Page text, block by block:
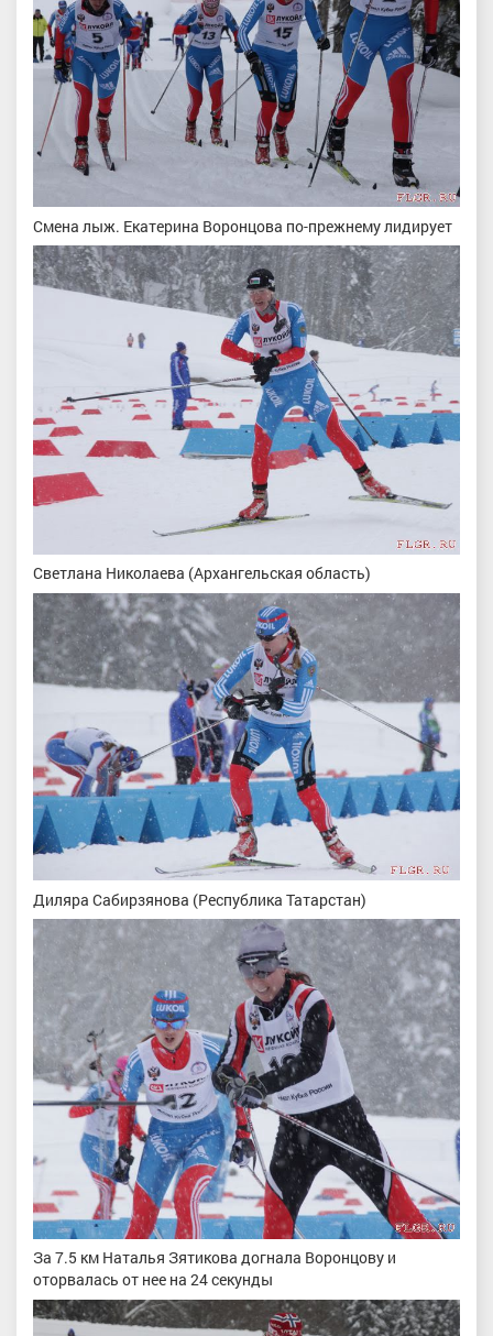
Смена лыж. Екатерина Воронцова по-прежнему лидирует
Светлана Николаева (Архангельская область)
Диляра Сабирзянова (Республика Татарстан)
За 7.5 км Наталья Зятикова догнала Воронцову и
оторвалась от нее на 24 секунды